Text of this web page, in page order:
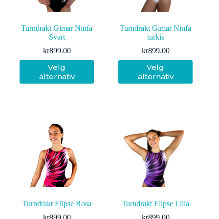
Turndrakt Gimar Ninfa
Svart
kr899.00
Velg
alternativ
Dette
produktet
har
velges
på
produktsiden
Turndrakt Gimar Ninfa
turkis
kr899.00
Velg
alternativ
Dette
produktet
har
på
produktsiden
Turndrakt Elipse Rosa
kr899.00
Turndrakt Elipse Lilla
kr899.00